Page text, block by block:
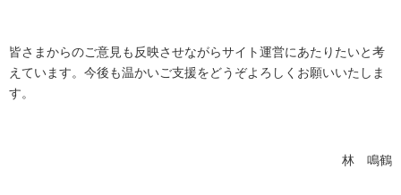
皆さまからのご意見も反映させながらサイト運営にあたりたいと考
えています。今後も温かいご支援をどうぞよろしくお願いいたしま
す。
林 鳴鶴